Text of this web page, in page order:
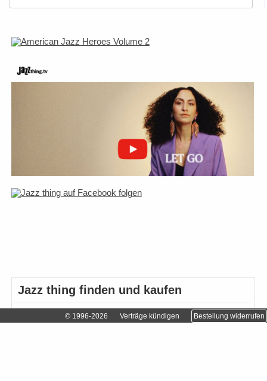
Jazz thing finden und kaufen
Abonnieren© 1996-2026 Verträge kündigen Bestellung widerrufen